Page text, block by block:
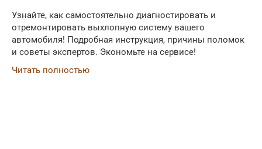
Узнайте, как самостоятельно диагностировать и
отремонтировать выхлопную систему вашего
автомобиля! Подробная инструкция, причины поломок
и советы экспертов. Экономьте на сервисе!
Читать полностью